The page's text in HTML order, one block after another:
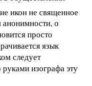
икон не священное
анонимности, о
просто
язык
следует
изографа эту